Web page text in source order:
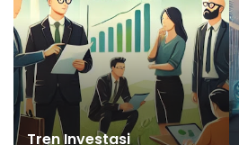
Tren Investasi